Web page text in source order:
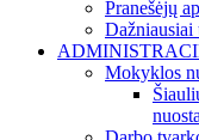
Pranešėjų
Dažniausiai
Mokyklos